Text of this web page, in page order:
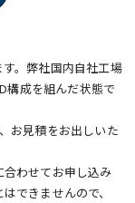
。弊社国内自社工場
構成を組んだ状態で
お見積をお出しいた
わせてお申し込み
できませんので、